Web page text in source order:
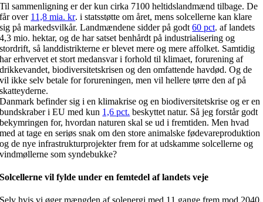
Til sammenligning er der kun cirka 7100 heltidslandmænd tilbage. De
får over 11,8 mia. kr. i statsstøtte om året, mens solcellerne kan klare
sig på markedsvilkår. Landmændene sidder på godt60 pct. af landets
4,3 mio. hektar, og de har satset benhårdt på industrialisering og
stordrift, så landdistrikterne er blevet mere og mere affolket. Samtidig
har erhvervet et stort medansvar i forhold til klimaet, forurening af
drikkevandet, biodiversitetskrisen og den omfattende havdød. Og de
vil ikke selv betale for forureningen, men vil hellere tørre den af på
skatteyderne.
Danmark befinder sig i en klimakrise og en biodiversitetskrise og er en
bundskraber i EU med kun 1,6 pct. beskyttet natur. Så jeg forstår godt
bekymringen for, hvordan naturen skal se ud i fremtiden. Men hvad
med at tage en seriøs snak om den store animalske fødevareproduktion
og de nye infrastrukturprojekter frem for at udskamme solcellerne og
vindmøllerne som syndebukke?
Solcellerne vil fylde under en femtedel af landets veje